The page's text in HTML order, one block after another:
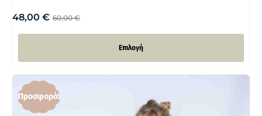
60,00€
48,00 €
Επιλογή
Προσφορά!